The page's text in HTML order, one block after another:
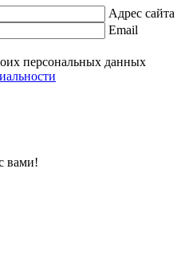
Адрес сайта
Email
персональных данных
вами!